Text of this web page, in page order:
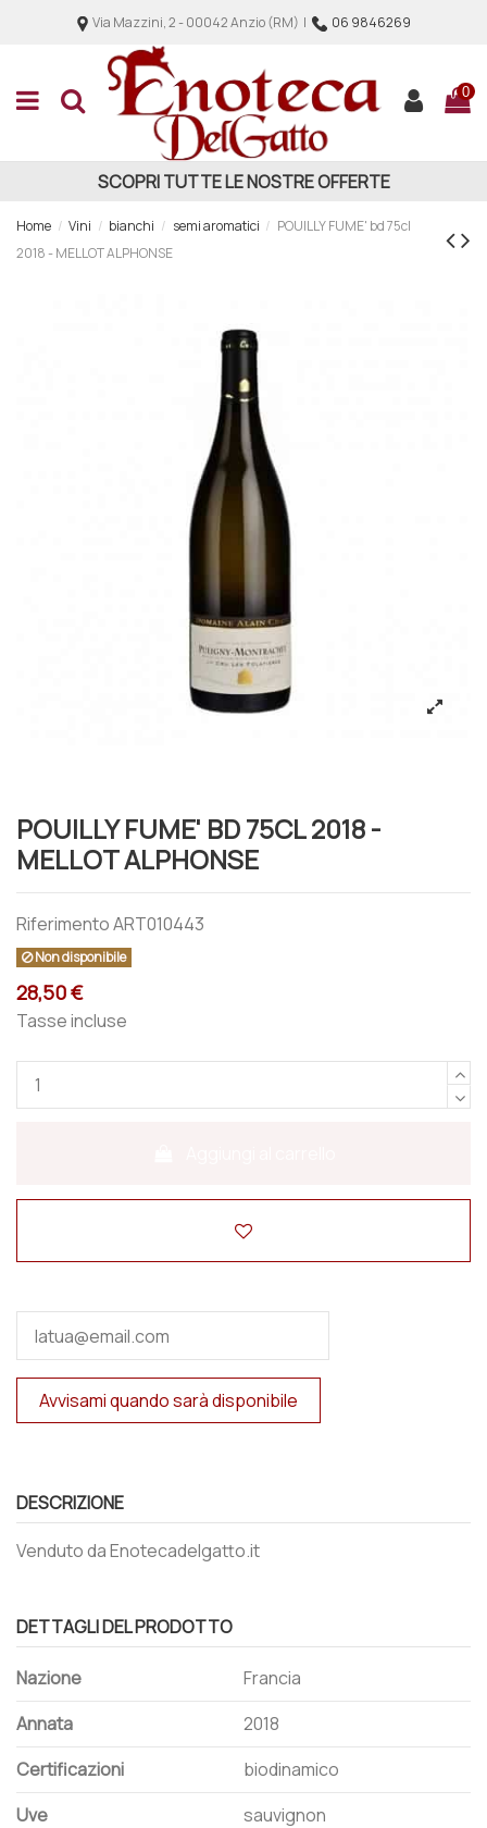
Via Mazzini, 2 - 00042 Anzio (RM) | 06 9846269
0
SCOPRI TUTTE LE NOSTRE OFFERTE
Home Vini bianchi semi aromatici
POUILLY FUME' bd 75cl
2018 - MELLOT ALPHONSE
POUILLY FUME' BD 75CL 2018 -
MELLOT ALPHONSE
RiferimentoART010443
Non disponibile
28,50 €
Tasse incluse
DESCRIZIONE
Venduto da Enotecadelgatto.it
DETTAGLI DEL PRODOTTO
Nazione
Francia
Annata
2018
Certificazioni
biodinamico
Uve
sauvignon